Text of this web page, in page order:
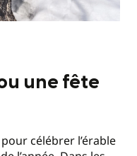
une fête
célébrer l’érable